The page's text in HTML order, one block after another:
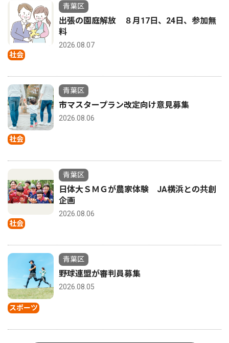
社会
青葉区
出張の園庭解放 ８月17日、24日、参加無
料
2026.08.07
社会
青葉区
市マスタープラン改定向け意見募集
2026.08.06
社会
青葉区
日体大ＳＭＧが農家体験 JA横浜との共創
企画
2026.08.06
スポーツ
青葉区
野球連盟が審判員募集
2026.08.05